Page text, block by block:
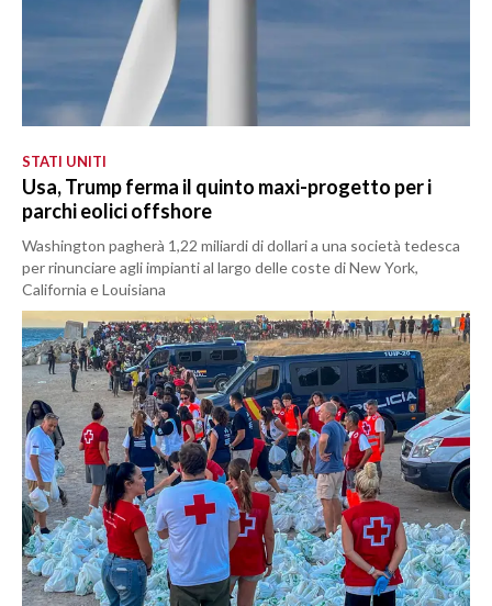
STATI UNITI
Usa, Trump ferma il quinto maxi-progetto per i
parchi eolici offshore
Washington pagherà 1,22 miliardi di dollari a una società tedesca
per rinunciare agli impianti al largo delle coste di New York,
California e Louisiana